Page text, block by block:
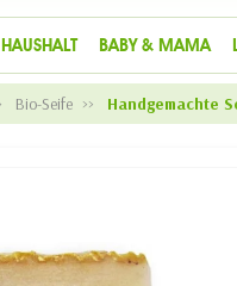
HAUSHALT BABY & MAMA
Bio-Seife Handgemachte